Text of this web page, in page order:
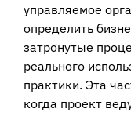
управляемое
определить
затронутые
реального
практики. Эта
когда проект